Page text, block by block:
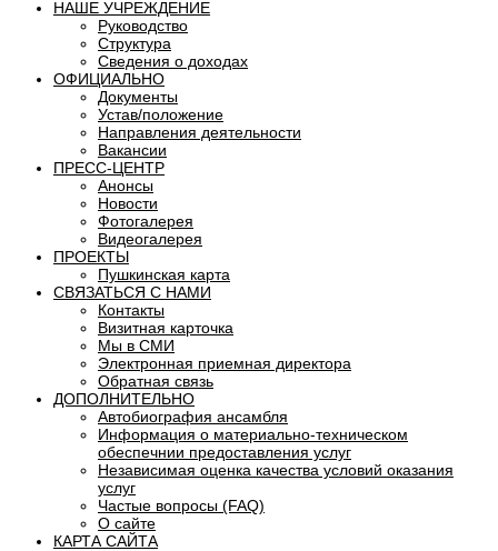
НАШЕ УЧРЕЖДЕНИЕ
Руководство
Структура
Сведения о доходах
ОФИЦИАЛЬНО
Документы
Устав/положение
Направления деятельности
Вакансии
ПРЕСС-ЦЕНТР
Анонсы
Новости
Фотогалерея
Видеогалерея
ПРОЕКТЫ
Пушкинская карта
СВЯЗАТЬСЯ С НАМИ
Контакты
Визитная карточка
Мы в СМИ
Электронная приемная директора
Обратная связь
ДОПОЛНИТЕЛЬНО
Автобиография ансамбля
Информация о материально-техническом
обеспечнии предоставления услуг
Независимая оценка качества условий оказания
услуг
Частые вопросы (FAQ)
О сайте
КАРТА САЙТА